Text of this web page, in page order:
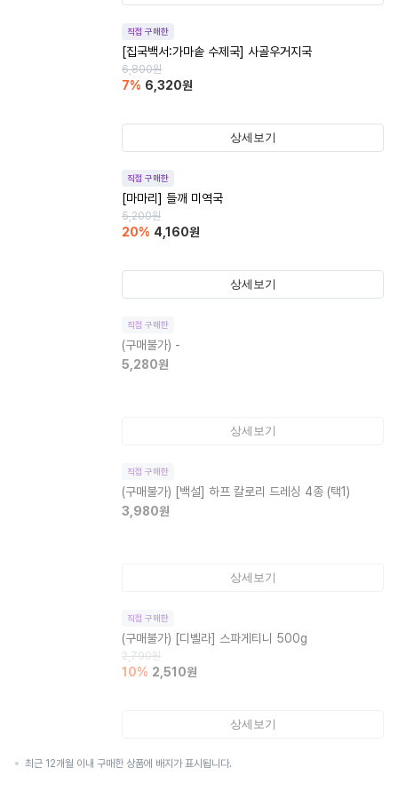
직접 구매한
[집국백서:가마솥 수제국] 사골우거지국
6,800원
7% 6,320원
상세보기
직접 구매한
[마마리] 들깨 미역국
5,200원
20% 4,160원
상세보기
직접 구매한
(구매불가) -
5,280원
상세보기
직접 구매한
(구매불가) [백설] 하프 칼로리 드레싱 4종 (택1)
3,980원
상세보기
직접 구매한
(구매불가) [디벨라] 스파게티니 500g
2,790원
10% 2,510원
상세보기
최근 12개월 이내 구매한 상품에 배지가 표시됩니다.